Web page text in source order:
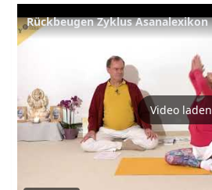
Rückbeugen Zyklus Asanalexikon
Video laden